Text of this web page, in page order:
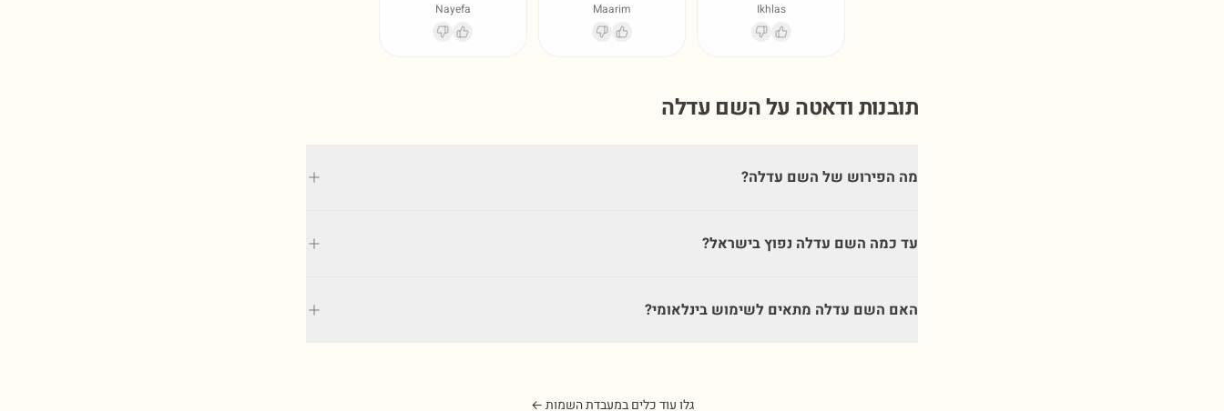
Ikhlas
Maarim
Nayefa
תובנות ודאטה על השם עדלה
מה הפירוש של השם עדלה?
עד כמה השם עדלה נפוץ בישראל?
האם השם עדלה מתאים לשימוש בינלאומי?
גלו עוד כלים במעבדת השמות ←